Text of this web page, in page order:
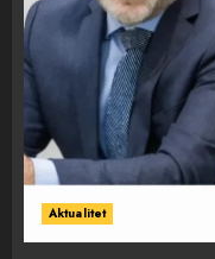
Aktualitet